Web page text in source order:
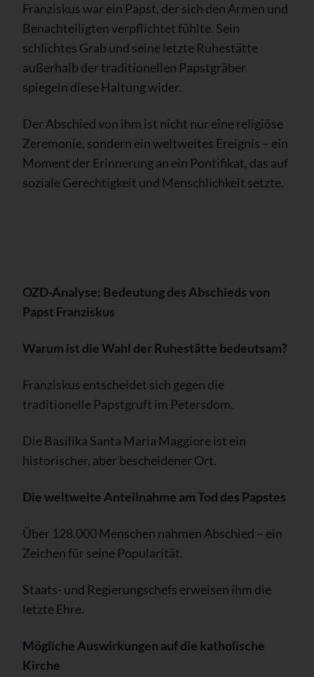
Franziskus war ein Papst, der sich den Armen und
Benachteiligten verpflichtet fühlte. Sein
schlichtes Grab und seine letzte Ruhestätte
außerhalb der traditionellen Papstgräber
spiegeln diese Haltung wider.
Der Abschied von ihm ist nicht nur eine religiöse
Zeremonie, sondern ein weltweites Ereignis – ein
Moment der Erinnerung an ein Pontifikat, das auf
soziale Gerechtigkeit und Menschlichkeit setzte.
OZD-Analyse: Bedeutung des Abschieds von
Papst Franziskus
Warum ist die Wahl der Ruhestätte bedeutsam?
Franziskus entscheidet sich gegen die
traditionelle Papstgruft im Petersdom.
Die Basilika Santa Maria Maggiore ist ein
historischer, aber bescheidener Ort.
Die weltweite Anteilnahme am Tod des Papstes
Über 128.000 Menschen nahmen Abschied – ein
Zeichen für seine Popularität.
Staats- und Regierungschefs erweisen ihm die
letzte Ehre.
Mögliche Auswirkungen auf die katholische
Kirche